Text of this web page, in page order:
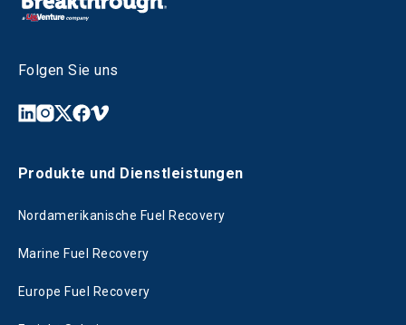
Folgen Sie uns
Produkte und Dienstleistungen
Nordamerikanische Fuel Recovery
Marine Fuel Recovery
Europe Fuel Recovery